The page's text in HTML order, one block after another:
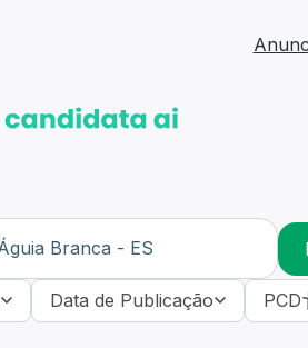
Data de Publicação PCD